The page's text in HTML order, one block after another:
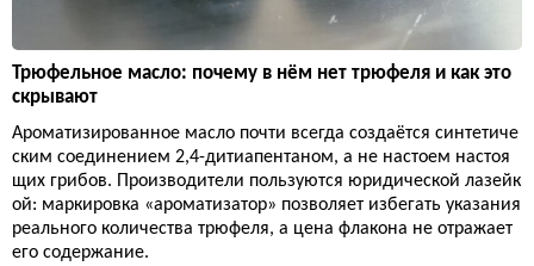
Трюфельное масло: почему в нём нет трюфеля и как это
скрывают
Ароматизированное масло почти всегда создаётся синтетиче
ским соединением 2,4-дитиапентаном, а не настоем настоя
щих грибов. Производители пользуются юридической лазейк
ой: маркировка «ароматизатор» позволяет избегать указания
реального количества трюфеля, а цена флакона не отражает
его содержание.